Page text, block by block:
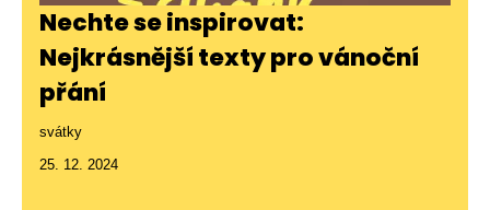
Nechte se inspirovat:
Nejkrásnější texty pro vánoční
přání
svátky
25. 12. 2024